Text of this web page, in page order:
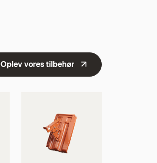
Oplev vores tilbehør